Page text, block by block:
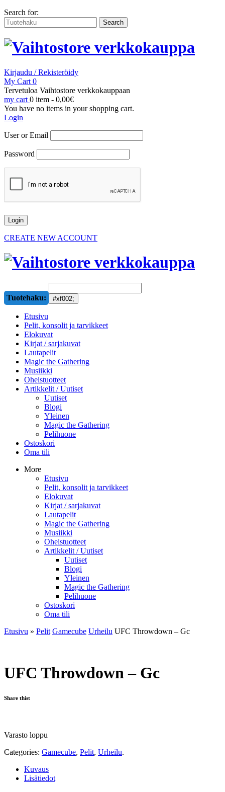
Search for:
Kirjaudu / Rekisteröidy
My Cart 0
Tervetuloa Vaihtostore verkkokauppaan
my cart 0 item - 0,00€
You have no items in your shopping cart.
Login
User or Email
Password
CREATE NEW ACCOUNT
Tuotehaku:
Etusivu
Pelit, konsolit ja tarvikkeet
Elokuvat
Kirjat / sarjakuvat
Lautapelit
Magic the Gathering
Musiikki
Oheistuotteet
Artikkelit / Uutiset
Uutiset
Blogi
Yleinen
Magic the Gathering
Pelihuone
Ostoskori
Oma tili
More
Etusivu
Pelit, konsolit ja tarvikkeet
Elokuvat
Kirjat / sarjakuvat
Lautapelit
Magic the Gathering
Musiikki
Oheistuotteet
Artikkelit / Uutiset
Uutiset
Blogi
Yleinen
Magic the Gathering
Pelihuone
Ostoskori
Oma tili
Etusivu » Pelit Gamecube Urheilu UFC Throwdown – Gc
UFC Throwdown – Gc
Share thist
Varasto loppu
Categories: Gamecube, Pelit, Urheilu.
Kuvaus
Lisätiedot